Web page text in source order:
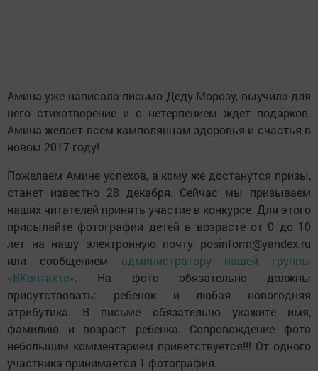
Амина уже написала письмо Деду Морозу, выучила для
него стихотворение и с нетерпением ждет подарков.
Амина желает всем камполянцам здоровья и счастья в
новом 2017 году!
Пожелаем Амине успехов, а кому же достанутся призы,
станет известно 28 декабря. Сейчас мы призываем
наших читателей принять участие в конкурсе. Для этого
присылайте фотографии детей в возрасте от 0 до 10
лет на нашу электронную почту posinform@yandex.ru
или сообщением администратору нашей группы
«ВКонтакте». На фото обязательно должны
присутствовать: ребенок и любая новогодняя
атрибутика. В письме обязательно укажите имя,
фамилию и возраст ребенка. Сопровождение фото
небольшим комментарием приветствуется!!! От одного
участника принимается 1 фотография.